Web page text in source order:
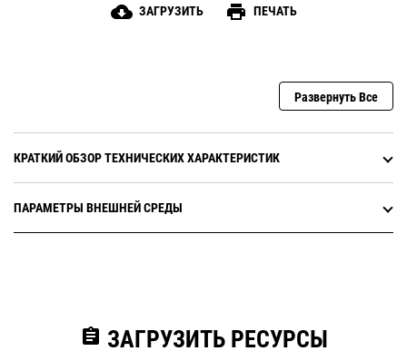
cloud_download ЗАГРУЗИТЬ print ПЕЧАТЬ
Развернуть Все
КРАТКИЙ ОБЗОР ТЕХНИЧЕСКИХ ХАРАКТЕРИСТИК
ПАРАМЕТРЫ ВНЕШНЕЙ СРЕДЫ
assignment ЗАГРУЗИТЬ РЕСУРСЫ